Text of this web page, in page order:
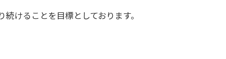
けることを目標としております。